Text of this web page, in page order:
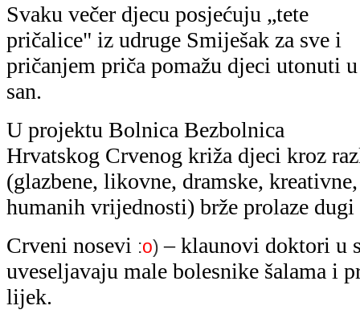
Svaku večer djecu posjećuju „tete
pričalice" iz udruge Smiješak za sve i
pričanjem priča pomažu djeci utonuti u
san.
U projektu Bolnica Bezbolnica
Hrvatskog Crvenog križa djeci kroz
(glazbene, likovne, dramske,
humanih vrijednosti) brže prolaze
Crveni nosevi :o)– klaunovi doktori u
uveseljavaju male bolesnike šalama i
lijek.